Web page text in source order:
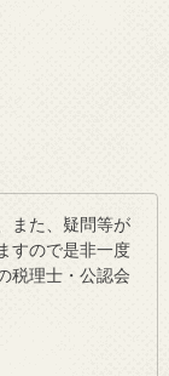
また、疑問等が
すので是非一度
税理士・公認会